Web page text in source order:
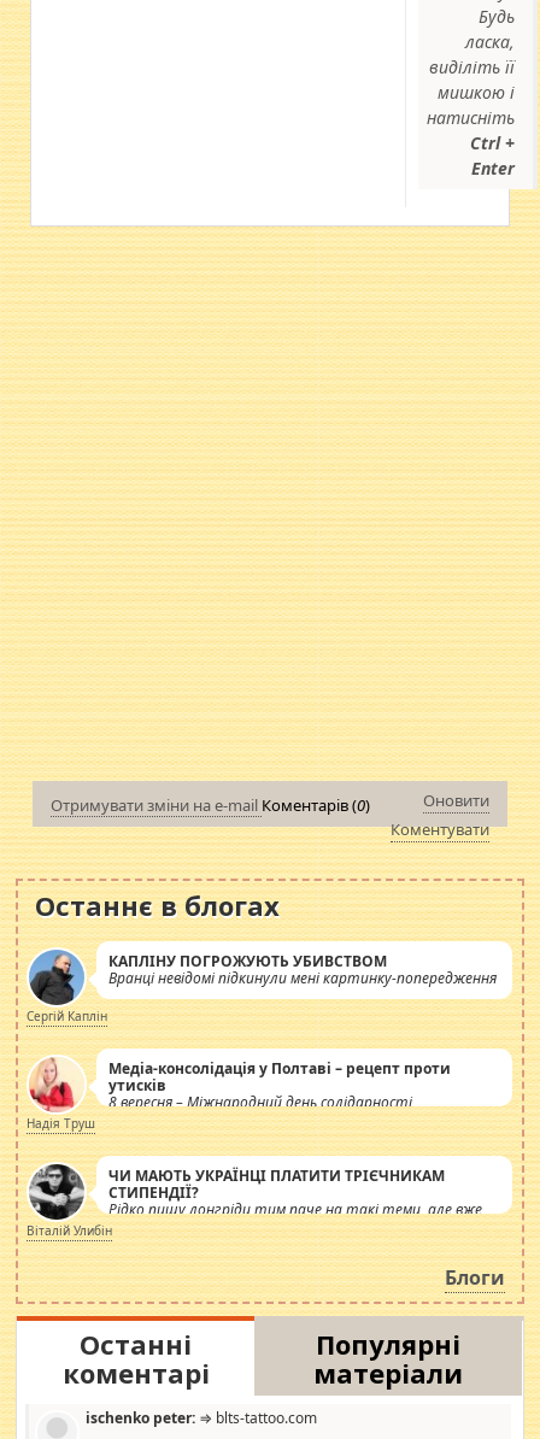
Будь
ласка,
виділіть її
мишкою і
натисніть
Ctrl +
Enter
Отримувати зміни на e-mail Коментарів (0)
Оновити
Коментувати
Останнє в блогах
КАПЛІНУ ПОГРОЖУЮТЬ УБИВСТВОМ
Вранці невідомі підкинули мені картинку-попередження
Сергій Каплін
Медіа-консолідація у Полтаві – рецепт проти
утисків
8 вересня – Міжнародний день солідарності
журналістів.
Надія Труш
ЧИ МАЮТЬ УКРАЇНЦІ ПЛАТИТИ ТРІЄЧНИКАМ
СТИПЕНДІЇ?
Рідко пишу лонгріди тим паче на такі теми, але вже
просто дістало! Обурюють сьогоднішні інсенуації
навколо стипендіального питання. Штучно
роздувається ще одна соціальна катастрофа.
Віталій Улибін
Блоги
Останні
коментарі
Популярні
матеріали
ischenko peter: ⇒ blts-tattoo.com